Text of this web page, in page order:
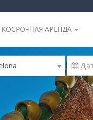
АРЕНДА